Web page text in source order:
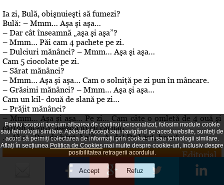
Ia zi, Bulă, obişnuieşti să fumezi?
Bulă: – Mmm… Aşa şi aşa…
– Dar cât înseamnă „aşa şi aşa”?
– Mmm… Păi cam 4 pachete pe zi.
– Dulciuri mănânci? – Mmm… Aşa şi aşa…
Cam 5 ciocolate pe zi.
– Sărat mănânci?
– Mmm… Aşa şi aşa… Cam o solniţă pe zi pun în mâncare.
– Grăsimi mănânci? – Mmm… Aşa şi aşa…
Cam un kil- două de slană pe zi…
– Prăjit mănânci?
– Mmm… Aşa şi aşa… Pe zi… Cam câte o omletă de 4 ouă şi
cartofi prăjiţi, asezonaţi cu cârnaţi
.– Aha… Dar de băut, bei? – A, da! De băut, beau!
Editorial
Despre "cazul" Gheboasa
Pentru scopuri precum afișarea de conținut personalizat, folosim module cookie
sau tehnologii similare. Apăsând Accept sau navigând pe acest website, sunteți de
acord să permiți colectarea de informații prin cookie-uri sau tehnologii similare.
Aflați în secțiunea Politica de Cookies mai multe despre cookie-uri, inclusiv despre
posibilitatea retragerii acordului.